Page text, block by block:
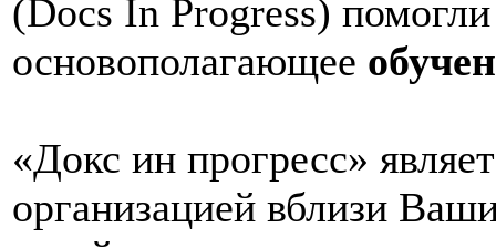
(Docs In Progress)
основополагающee
«Докс ин прогресс»
организацией вблизи